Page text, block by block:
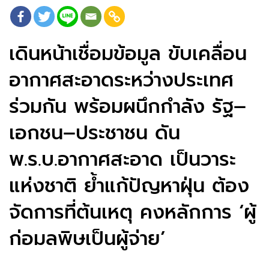
เดินหน้าเชื่อมข้อมูล ขับเคลื่อน
อากาศสะอาดระหว่างประเทศ
ร่วมกัน พร้อมผนึกกำลัง รัฐ–
เอกชน–ประชาชน ดัน
พ.ร.บ.อากาศสะอาด เป็นวาระ
แห่งชาติ ย้ำแก้ปัญหาฝุ่น ต้อง
จัดการที่ต้นเหตุ คงหลักการ ‘ผู้
ก่อมลพิษเป็นผู้จ่าย’